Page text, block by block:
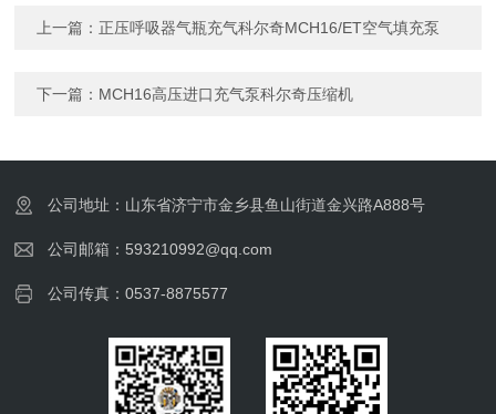
上一篇： 正压呼吸器气瓶充气科尔奇MCH16/ET空气填充泵
下一篇： MCH16高压进口充气泵科尔奇压缩机
公司地址：山东省济宁市金乡县鱼山街道金兴路A888号
公司邮箱：593210992@qq.com
公司传真：0537-8875577